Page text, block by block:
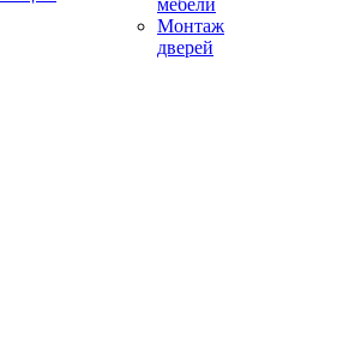
мебели
Монтаж
дверей